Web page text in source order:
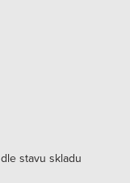
stavu skladu